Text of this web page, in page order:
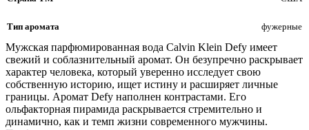
Тип аромата фужерные
Мужская парфюмированная вода Calvin Klein Defy имеет
свежий и соблазнительный аромат. Он безупречно раскрывает
характер человека, который уверенно исследует свою
собственную историю, ищет истину и расширяет личные
границы. Аромат Defy наполнен контрастами. Его
ольфакторная пирамида раскрывается стремительно и
динамично, как и темп жизни современного мужчины.